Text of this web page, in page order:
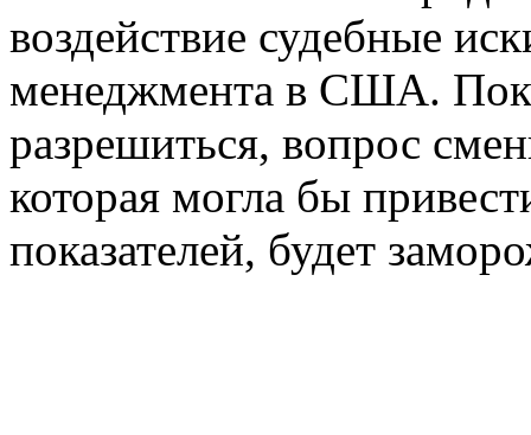
воздействие судебные
менеджмента в США.
разрешиться, вопрос
которая могла бы
показателей, будет